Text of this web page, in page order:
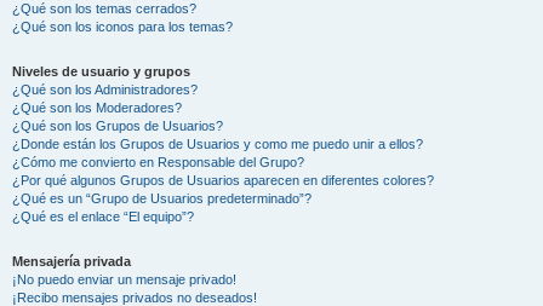
¿Qué son los temas cerrados?
¿Qué son los iconos para los temas?
Niveles de usuario y grupos
¿Qué son los Administradores?
¿Qué son los Moderadores?
¿Qué son los Grupos de Usuarios?
¿Donde están los Grupos de Usuarios y como me puedo unir a ellos?
¿Cómo me convierto en Responsable del Grupo?
¿Por qué algunos Grupos de Usuarios aparecen en diferentes colores?
¿Qué es un “Grupo de Usuarios predeterminado”?
¿Qué es el enlace “El equipo”?
Mensajería privada
¡No puedo enviar un mensaje privado!
¡Recibo mensajes privados no deseados!